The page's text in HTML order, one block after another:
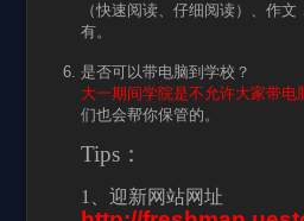
（快速阅读、仔细阅读）、作
有。
是否可以带电脑到学校？
大一期间学院是不允许大家带电
们也会帮你保管的。
Tips：
1 、迎新网站网址